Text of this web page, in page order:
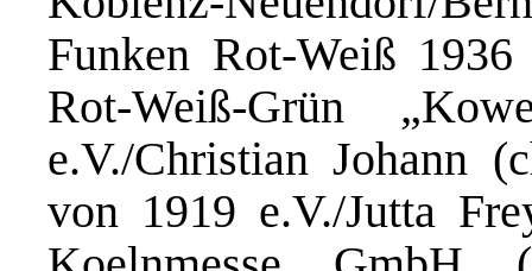
Funken Rot-Weiß
Rot-Weiß-Grün
e.V./Christian Johann
von 1919 e.V./Jutta